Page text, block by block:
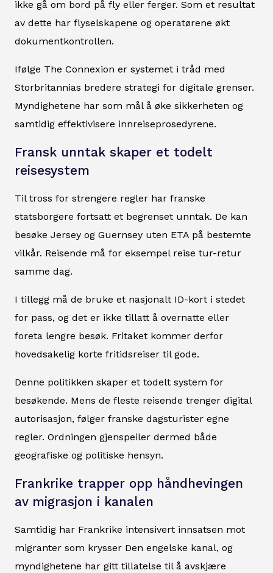
ikke gå om bord på fly eller ferger. Som et resultat
av dette har flyselskapene og operatørene økt
dokumentkontrollen.
Ifølge The Connexion er systemet i tråd med
Storbritannias bredere strategi for digitale grenser.
Myndighetene har som mål å øke sikkerheten og
samtidig effektivisere innreiseprosedyrene.
Fransk unntak skaper et todelt
reisesystem
Til tross for strengere regler har franske
statsborgere fortsatt et begrenset unntak. De kan
besøke Jersey og Guernsey uten ETA på bestemte
vilkår. Reisende må for eksempel reise tur-retur
samme dag.
I tillegg må de bruke et nasjonalt ID-kort i stedet
for pass, og det er ikke tillatt å overnatte eller
foreta lengre besøk. Fritaket kommer derfor
hovedsakelig korte fritidsreiser til gode.
Denne politikken skaper et todelt system for
besøkende. Mens de fleste reisende trenger digital
autorisasjon, følger franske dagsturister egne
regler. Ordningen gjenspeiler dermed både
geografiske og politiske hensyn.
Frankrike trapper opp håndhevingen
av migrasjon i kanalen
Samtidig har Frankrike intensivert innsatsen mot
migranter som krysser Den engelske kanal, og
myndighetene har gitt tillatelse til å avskjære